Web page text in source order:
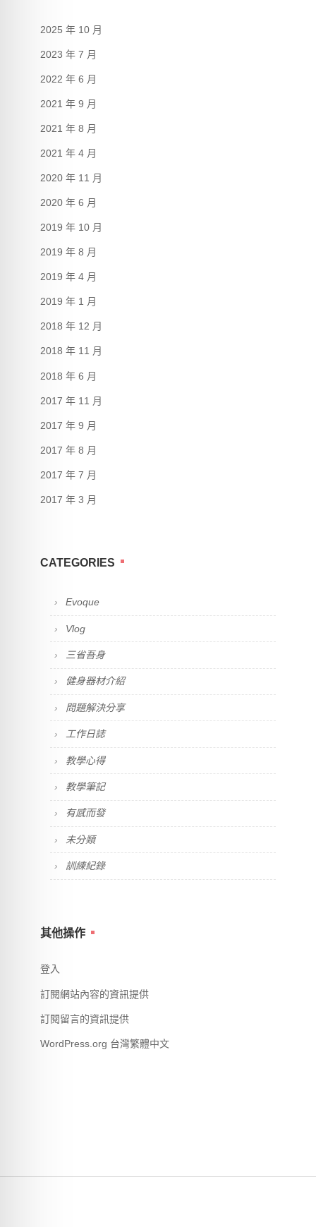
2025 年 10 月
2023 年 7 月
2022 年 6 月
2021 年 9 月
2021 年 8 月
2021 年 4 月
2020 年 11 月
2020 年 6 月
2019 年 10 月
2019 年 8 月
2019 年 4 月
2019 年 1 月
2018 年 12 月
2018 年 11 月
2018 年 6 月
2017 年 11 月
2017 年 9 月
2017 年 8 月
2017 年 7 月
2017 年 3 月
CATEGORIES
Evoque
Vlog
三省吾身
健身器材介紹
問題解決分享
工作日誌
教學心得
教學筆記
有感而發
未分類
訓練紀錄
其他操作
登入
訂閱網站內容的資訊提供
訂閱留言的資訊提供
WordPress.org 台灣繁體中文